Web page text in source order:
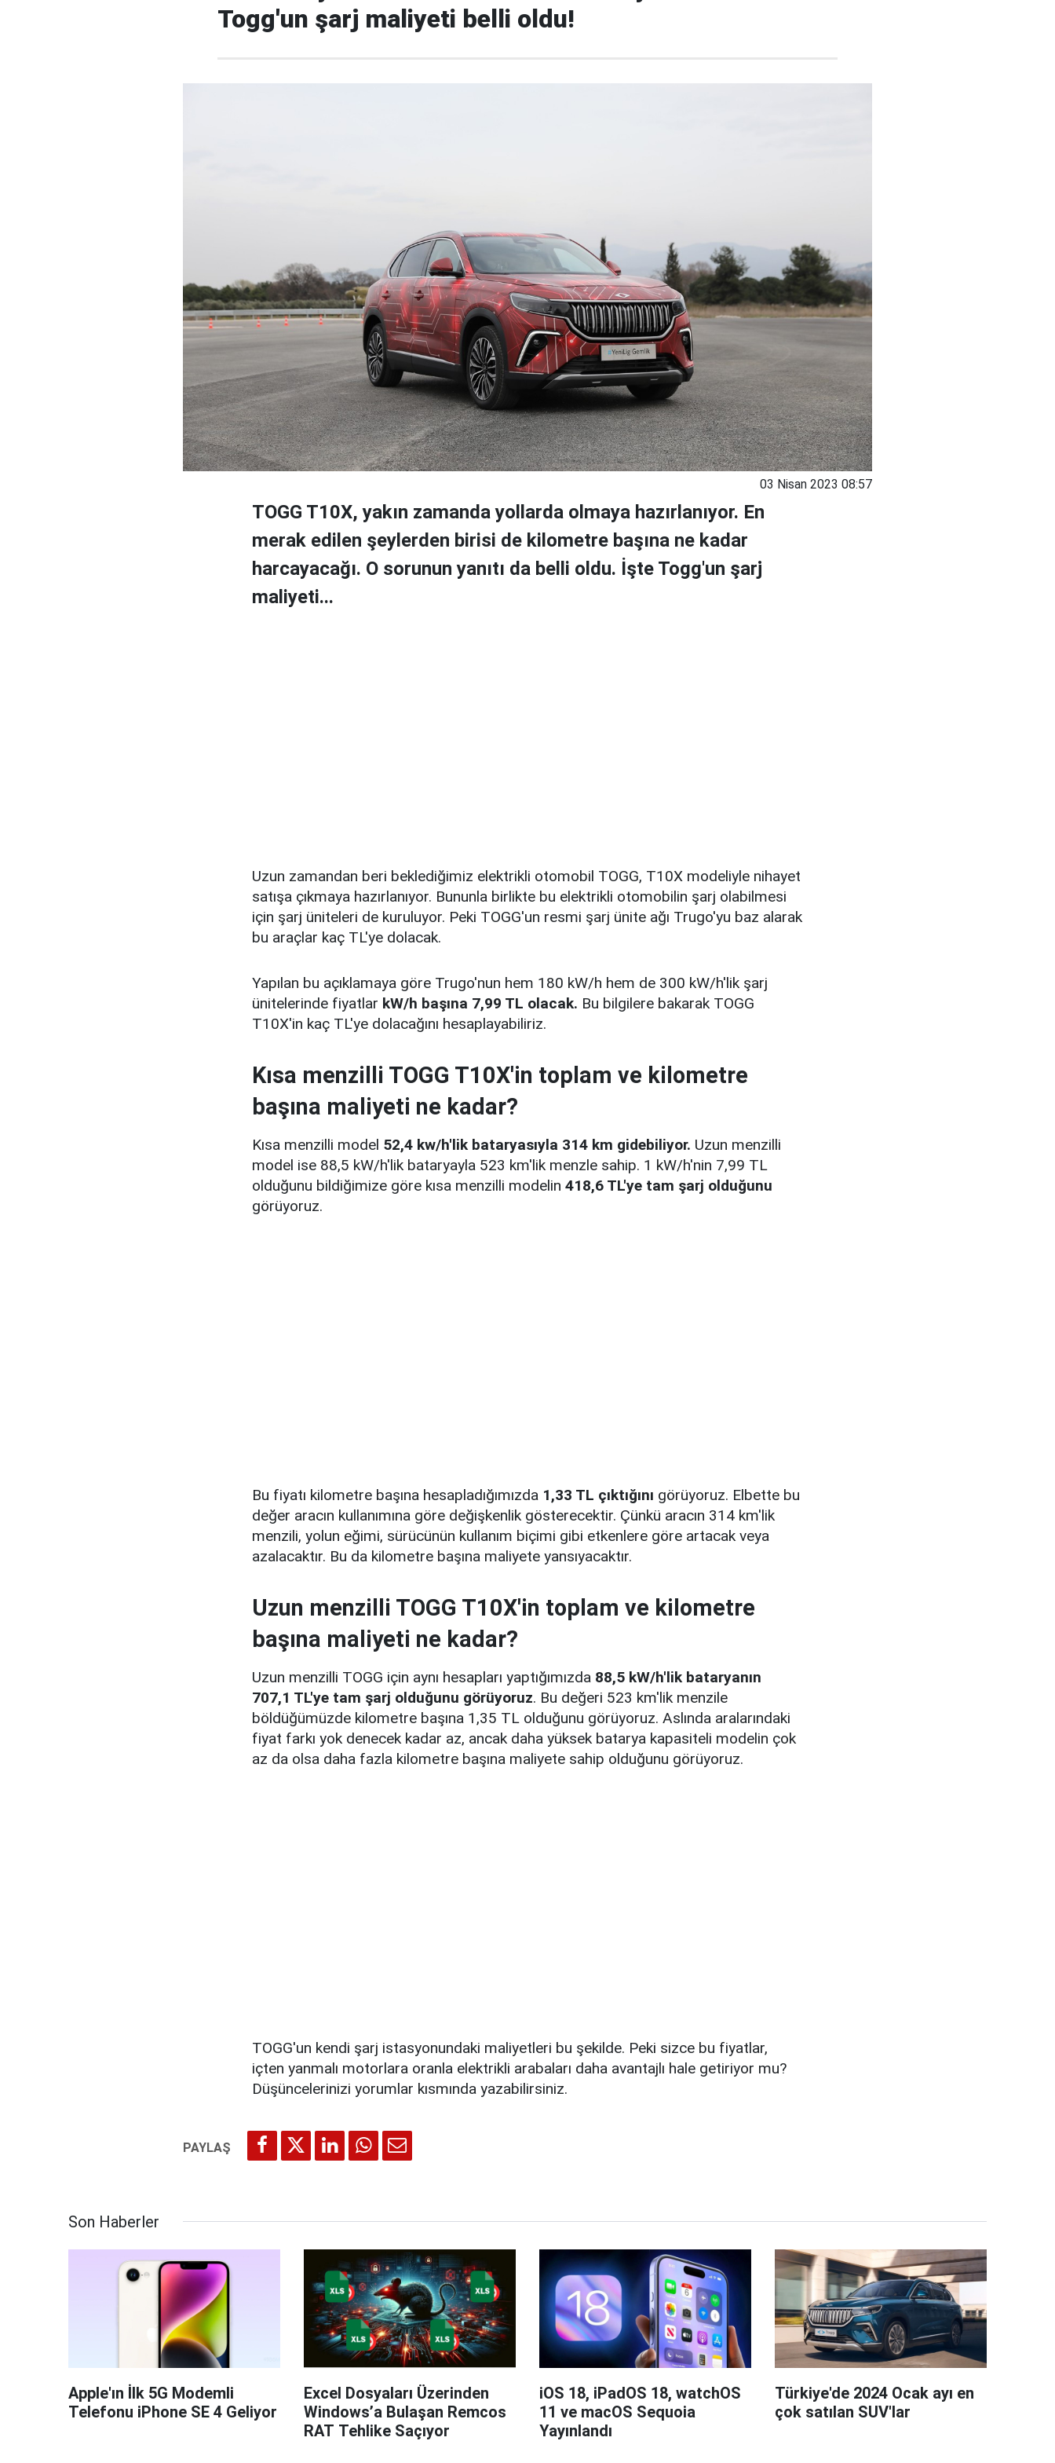
Togg'un şarj maliyeti belli oldu!
03 Nisan 2023 08:57
TOGG T10X, yakın zamanda yollarda olmaya hazırlanıyor. En
merak edilen şeylerden birisi de kilometre başına ne kadar
harcayacağı. O sorunun yanıtı da belli oldu. İşte Togg'un şarj
maliyeti...
Uzun zamandan beri beklediğimiz elektrikli otomobil TOGG, T10X modeliyle nihayet
satışa çıkmaya hazırlanıyor. Bununla birlikte bu elektrikli otomobilin şarj olabilmesi
için şarj üniteleri de kuruluyor. Peki TOGG'un resmi şarj ünite ağı Trugo'yu baz alarak
bu araçlar kaç TL'ye dolacak.
Yapılan bu açıklamaya göre Trugo'nun hem 180 kW/h hem de 300 kW/h'lik şarj
ünitelerinde fiyatlar kW/h başına 7,99 TL olacak. Bu bilgilere bakarak TOGG
T10X'in kaç TL'ye dolacağını hesaplayabiliriz.
Kısa menzilli TOGG T10X'in toplam ve kilometre
başına maliyeti ne kadar?
Kısa menzilli model 52,4 kw/h'lik bataryasıyla 314 km gidebiliyor. Uzun menzilli
model ise 88,5 kW/h'lik bataryayla 523 km'lik menzle sahip. 1 kW/h'nin 7,99 TL
olduğunu bildiğimize göre kısa menzilli modelin 418,6 TL'ye tam şarj olduğunu
görüyoruz.
Bu fiyatı kilometre başına hesapladığımızda 1,33 TL çıktığını görüyoruz. Elbette bu
değer aracın kullanımına göre değişkenlik gösterecektir. Çünkü aracın 314 km'lik
menzili, yolun eğimi, sürücünün kullanım biçimi gibi etkenlere göre artacak veya
azalacaktır. Bu da kilometre başına maliyete yansıyacaktır.
Uzun menzilli TOGG T10X'in toplam ve kilometre
başına maliyeti ne kadar?
Uzun menzilli TOGG için aynı hesapları yaptığımızda 88,5 kW/h'lik bataryanın
707,1 TL'ye tam şarj olduğunu görüyoruz. Bu değeri 523 km'lik menzile
böldüğümüzde kilometre başına 1,35 TL olduğunu görüyoruz. Aslında aralarındaki
fiyat farkı yok denecek kadar az, ancak daha yüksek batarya kapasiteli modelin çok
az da olsa daha fazla kilometre başına maliyete sahip olduğunu görüyoruz.
TOGG'un kendi şarj istasyonundaki maliyetleri bu şekilde. Peki sizce bu fiyatlar,
içten yanmalı motorlara oranla elektrikli arabaları daha avantajlı hale getiriyor mu?
Düşüncelerinizi yorumlar kısmında yazabilirsiniz.
Son Haberler
Apple'ın İlk 5G Modemli
Telefonu iPhone SE 4 Geliyor
Excel Dosyaları Üzerinden
Windows’a Bulaşan Remcos
RAT Tehlike Saçıyor
iOS 18, iPadOS 18, watchOS
11 ve macOS Sequoia
Yayınlandı
Türkiye'de 2024 Ocak ayı en
çok satılan SUV'lar